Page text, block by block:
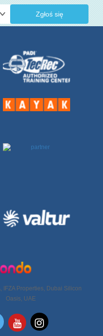
Zgłoś się
IFZA Properties, Dubai Silicon
Oasis, UAE